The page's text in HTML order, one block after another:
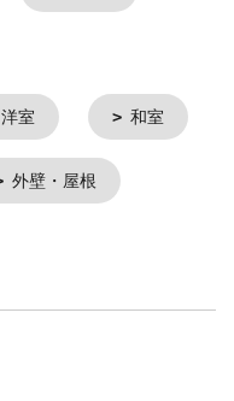
洋室 和室
外壁・屋根